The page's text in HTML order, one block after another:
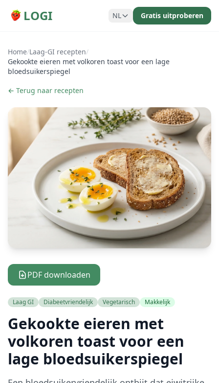
LOGI NL Gratis uitproberen
Home/Laag-GI recepten/
Gekookte eieren met volkoren toast voor een lage
bloedsuikerspiegel
← Terug naar recepten
PDF downloaden
Laag GI Diabeetvriendelijk Vegetarisch Makkelijk
Gekookte eieren met
volkoren toast voor een
lage bloedsuikerspiegel